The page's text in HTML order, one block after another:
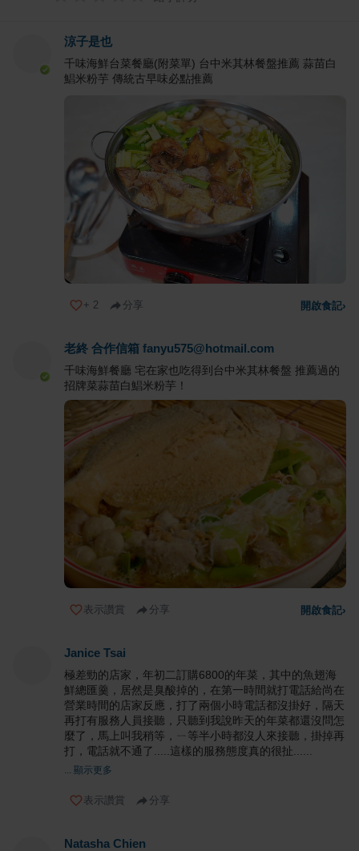
涼子是也
千味海鮮台菜餐廳(附菜單) 台中米其林餐盤推薦 蒜苗白
鯧米粉芋 傳統古早味必點推薦
+ 2 分享 開啟食記›
老終 合作信箱 fanyu575@hotmail.com
千味海鮮餐廳 宅在家也吃得到台中米其林餐盤 推薦過的
招牌菜蒜苗白鯧米粉芋！
表示讚賞 分享 開啟食記›
Janice Tsai
極差勁的店家，年初二訂購6800的年菜，其中的魚翅海
鮮總匯羹，居然是臭酸掉的，在第一時間就打電話給尚在
營業時間的店家反應，打了兩個小時電話都沒掛好，隔天
再打有服務人員接聽，只聽到我說昨天的年菜都還沒問怎
麼了，馬上叫我稍等，ㄧ等半小時都沒人來接聽，掛掉再
打，電話就不通了.....這樣的服務態度真的很扯......
... 顯示更多
表示讚賞 分享
Natasha Chien